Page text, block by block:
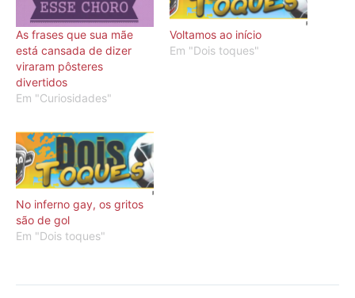
As frases que sua mãe
está cansada de dizer
viraram pôsteres
divertidos
Em "Curiosidades"
Voltamos ao início
Em "Dois toques"
No inferno gay, os gritos
são de gol
Em "Dois toques"